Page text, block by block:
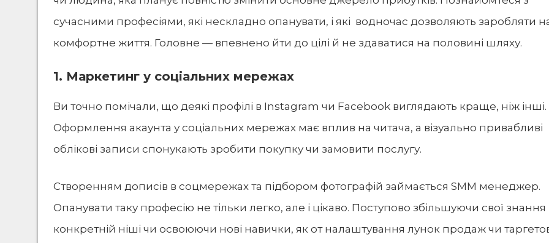
сучасними професіями, які нескладно опанувати, і які водночас дозволяють заробляти
комфортне життя. Головне — впевнено йти до цілі й не здаватися на половині шляху.
1. Маркетинг у соціальних мережах
Ви точно помічали, що деякі профілі в Instagram чи Facebook виглядають краще, ніж інші.
Оформлення акаунта у соціальних мережах має вплив на читача, а візуально привабливі
облікові записи спонукають зробити покупку чи замовити послугу.
Створенням дописів в соцмережах та підбором фотографій займається SMM менеджер.
Опанувати таку професію не тільки легко, але і цікаво. Поступово збільшуючи свої знання
конкретній ніші чи освоюючи нові навички, як от налаштування лунок продаж чи